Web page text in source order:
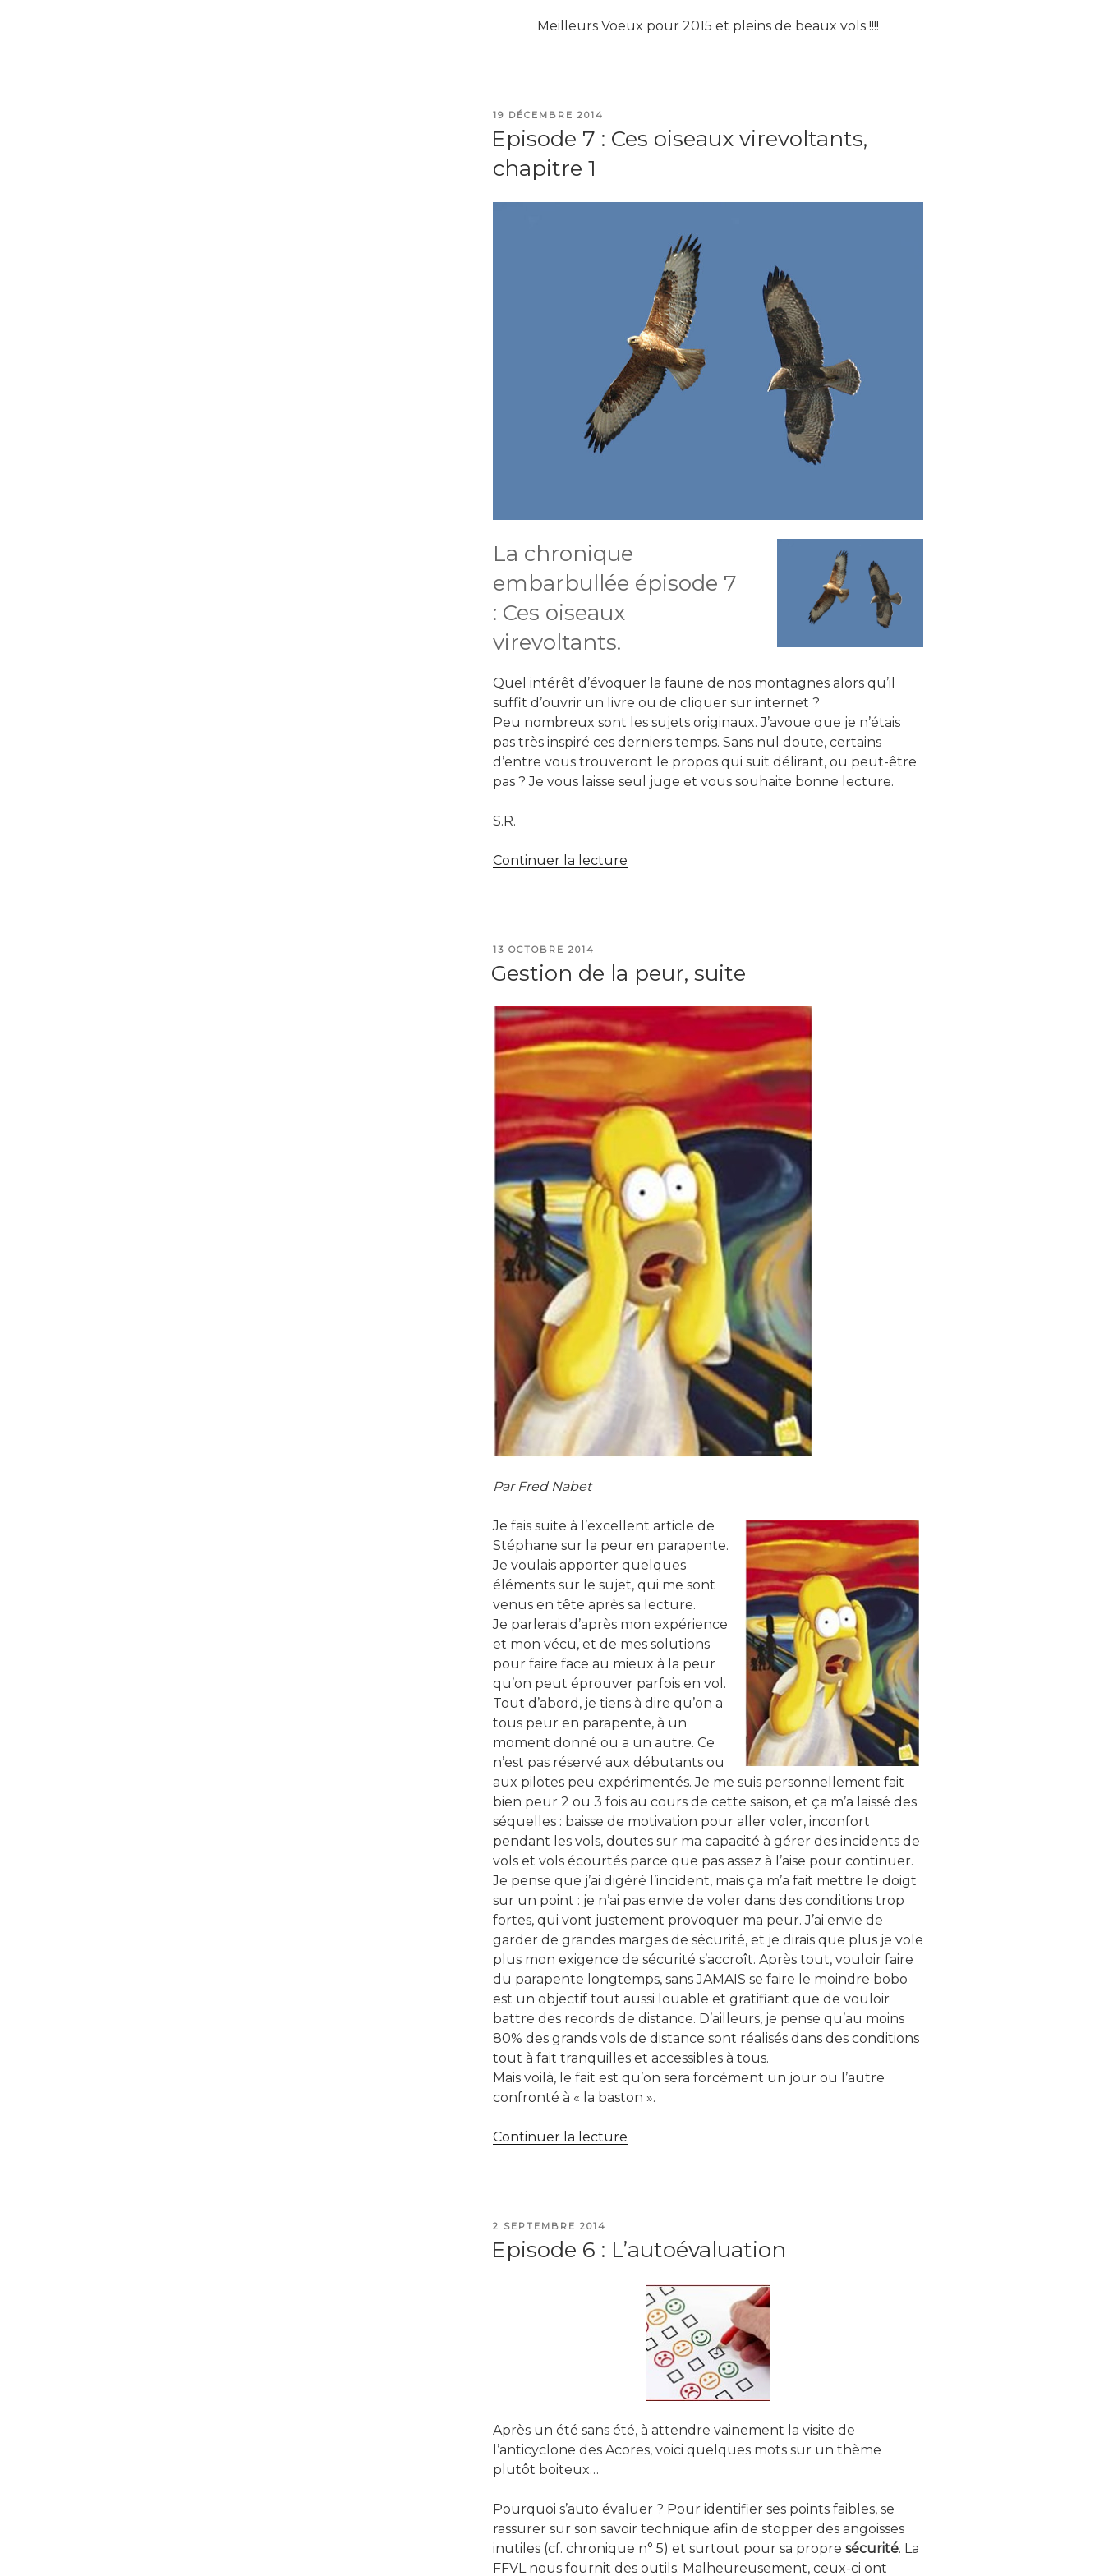
Meilleurs Voeux pour 2015 et pleins de beaux vols !!!!
PUBLIÉ
19 DÉCEMBRE 2014
Episode 7 : Ces oiseaux virevoltants,
chapitre 1
La chronique
embarbullée épisode 7
: Ces oiseaux
virevoltants.
Quel intérêt d’évoquer la faune de nos montagnes alors qu’il
suffit d’ouvrir un livre ou de cliquer sur internet ?
Peu nombreux sont les sujets originaux. J’avoue que je n’étais
pas très inspiré ces derniers temps. Sans nul doute, certains
d’entre vous trouveront le propos qui suit délirant, ou peut-être
pas ? Je vous laisse seul juge et vous souhaite bonne lecture.
S.R.
Continuer la lecturede
virevoltants,
PUBLIÉ
13 OCTOBRE 2014
Gestion de la peur, suite
Par Fred Nabet
Je fais suite à l’excellent article de
Stéphane sur la peur en parapente.
Je voulais apporter quelques
éléments sur le sujet, qui me sont
venus en tête après sa lecture.
Je parlerais d’après mon expérience
et mon vécu, et de mes solutions
pour faire face au mieux à la peur
qu’on peut éprouver parfois en vol.
Tout d’abord, je tiens à dire qu’on a
tous peur en parapente, à un
moment donné ou a un autre. Ce
n’est pas réservé aux débutants ou
aux pilotes peu expérimentés. Je me suis personnellement fait
bien peur 2 ou 3 fois au cours de cette saison, et ça m’a laissé des
séquelles : baisse de motivation pour aller voler, inconfort
pendant les vols, doutes sur ma capacité à gérer des incidents de
vols et vols écourtés parce que pas assez à l’aise pour continuer.
Je pense que j’ai digéré l’incident, mais ça m’a fait mettre le doigt
sur un point : je n’ai pas envie de voler dans des conditions trop
fortes, qui vont justement provoquer ma peur. J’ai envie de
garder de grandes marges de sécurité, et je dirais que plus je vole
plus mon exigence de sécurité s’accroît. Après tout, vouloir faire
du parapente longtemps, sans JAMAIS se faire le moindre bobo
est un objectif tout aussi louable et gratifiant que de vouloir
battre des records de distance. D’ailleurs, je pense qu’au moins
80% des grands vols de distance sont réalisés dans des conditions
tout à fait tranquilles et accessibles à tous.
Mais voilà, le fait est qu’on sera forcément un jour ou l’autre
confronté à « la baston ».
Continuer la lecturede
PUBLIÉ
2 SEPTEMBRE 2014
Episode 6 : L’autoévaluation
Après un été sans été, à attendre vainement la visite de
l’anticyclone des Acores, voici quelques mots sur un thème
plutôt boiteux…
Pourquoi s’auto évaluer ? Pour identifier ses points faibles, se
rassurer sur son savoir technique afin de stopper des angoisses
inutiles (cf. chronique n° 5) et surtout pour sa propre sécurité. La
FFVL nous fournit des outils. Malheureusement, ceux-ci ont